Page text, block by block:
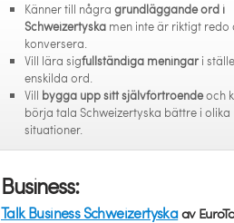
Känner till några grundläggande ord i
Schweizertyska men inte är riktigt redo
konversera.
Vill lära sigfullständiga meningar i
enskilda ord.
Vill bygga upp sitt självförtroendeoch
börja tala Schweizertyska bättre i olika
situationer.
Business:
Talk Business Schweizertyskaav